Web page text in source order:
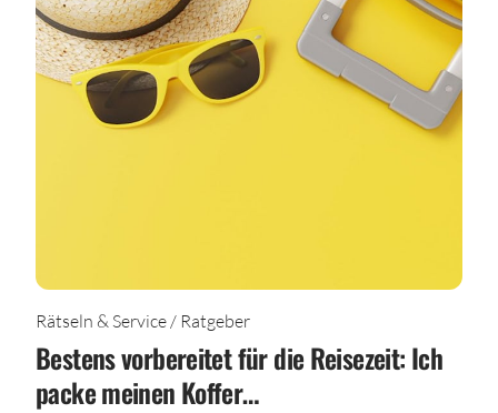
Rätseln & Service / Ratgeber
Bestens vorbereitet für die Reisezeit: Ich
packe meinen Koffer…